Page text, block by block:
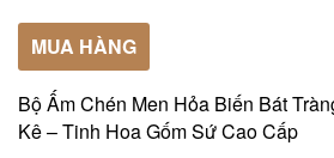
MUA HÀNG
Bộ Ấm Chén Men Hỏa Biến Bát
Kê – Tinh Hoa Gốm Sứ Cao Cấp